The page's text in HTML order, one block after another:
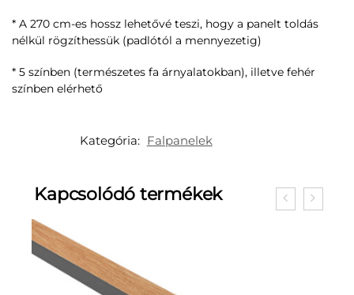
* A 270 cm-es hossz lehetővé teszi, hogy a panelt toldás
nélkül rögzíthessük (padlótól a mennyezetig)
* 5 színben (természetes fa árnyalatokban), illetve fehér
színben elérhető
Kategória: Falpanelek
Kapcsolódó termékek